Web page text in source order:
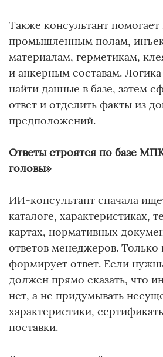
Также консультант помогает
промышленным полам,
материалам, герметикам,
и анкерным составам.
найти данные в базе, затем
ответ и отделить факты из
предположений.
Ответы строятся по базе
головы»
ИИ-консультант сначала
каталоге, характеристиках,
картах, нормативных
ответов менеджеров. Только
формирует ответ. Если
должен прямо сказать, что
нет, а не придумывать
характеристики,
поставки.